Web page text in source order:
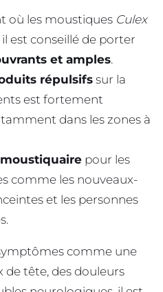
où les moustiques Culex
est conseillé de porter
et amples.
répulsifs sur la
est fortement
dans les zones à
pour les
comme les nouveaux-
et les personnes
comme une
de tête, des douleurs